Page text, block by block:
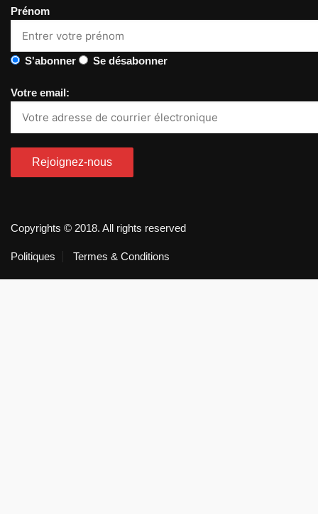
Prénom
S'abonner Se désabonner
Votre email:
Copyrights © 2018. All rights reserved
Politiques Termes & Conditions